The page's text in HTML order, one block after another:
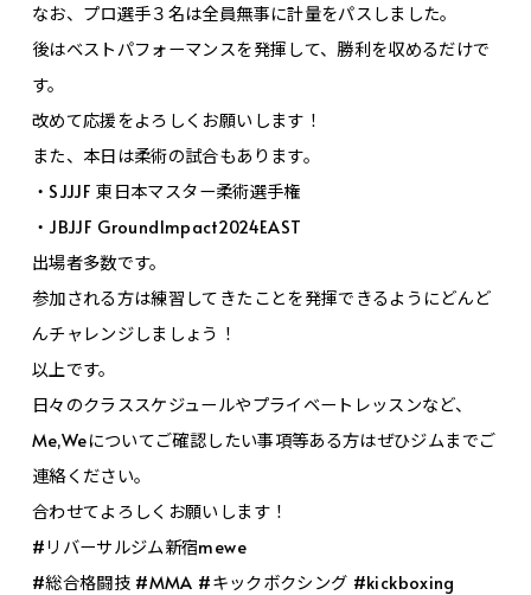
なお、プロ選手３名は全員無事に計量をパスしました。
後はベストパフォーマンスを発揮して、勝利を収めるだけで
す。
改めて応援をよろしくお願いします！
また、本日は柔術の試合もあります。
・SJJJF 東日本マスター柔術選手権
・JBJJF GroundImpact2024EAST
出場者多数です。
参加される方は練習してきたことを発揮できるようにどんど
んチャレンジしましょう！
以上です。
日々のクラススケジュールやプライベートレッスンなど、
Me,Weについてご確認したい事項等ある方はぜひジムまでご
連絡ください。
合わせてよろしくお願いします！
#リバーサルジム新宿mewe
#総合格闘技 #MMA #キックボクシング #kickboxing